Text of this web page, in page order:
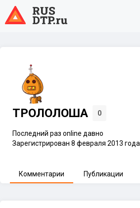
ТРОЛОЛОША 0
Последний раз online давно
Зарегистрирован 8 февраля 2013 года
Комментарии Публикации